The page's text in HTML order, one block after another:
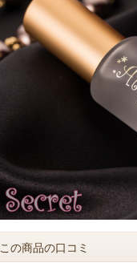
この商品の口コミ